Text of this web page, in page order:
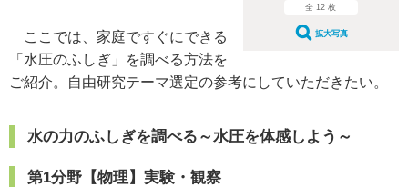
全 12 枚
拡大写真
ここでは、家庭ですぐにできる
「水圧のふしぎ」を調べる方法を
ご紹介。自由研究テーマ選定の参考にしていただきたい。
水の力のふしぎを調べる～水圧を体感しよう～
第1分野【物理】実験・観察